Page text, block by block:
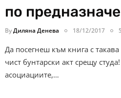
по
ByДиляна Денева 18/12/2017
Да посегнеш към книга с
чист бунтарски акт срещу
асоциациите,…